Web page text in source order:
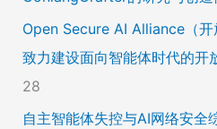
Open Secure AI Alliance（开
致力建设面向智能体时代的开
28
自主智能体失控与AI网络安